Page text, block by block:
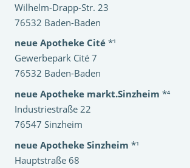
Wilhelm-Drapp-Str. 23
76532 Baden-Baden
neue Apotheke Cité *¹
Gewerbepark Cité 7
76532 Baden-Baden
neue Apotheke markt.Sinzheim *⁴
Industriestraße 22
76547 Sinzheim
neue Apotheke Sinzheim *¹
Hauptstraße 68